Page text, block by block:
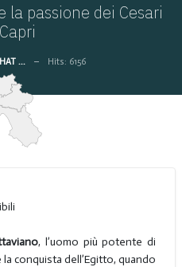
la passione dei Cesari
... Hits: 6156
, l’uomo più potente di
conquista dell’Egitto, quando